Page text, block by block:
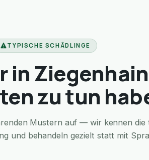
TYPISCHE SCHÄDLINGE
in
zu tun
Mustern auf — wir kennen die
und behandeln gezielt statt mit